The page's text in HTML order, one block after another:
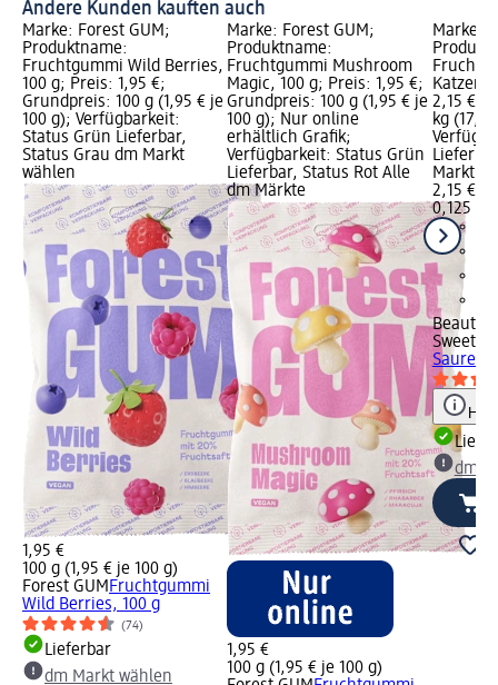
Andere Kunden kauften auch
Marke: Forest GUM;
Produktname:
Fruchtgummi Wild Berries,
100 g; Preis: 1,95 €;
Grundpreis: 100 g (1,95 € je
100 g); Verfügbarkeit:
Status Grün Lieferbar,
Status Grau dm Markt
wählen
1,95 €
100 g (1,95 € je 100 g)
Forest GUMFruchtgummi
Wild Berries, 100 g
(74)
Lieferbar
dm Markt wählen
Marke: Forest GUM;
Produktname:
Fruchtgummi Mushroom
Magic, 100 g; Preis: 1,95 €;
Grundpreis: 100 g (1,95 € je
100 g); Nur online
erhältlich Grafik;
Verfügbarkeit: Status Grün
Lieferbar, Status Rot Alle
dm Märkte
1,95 €
100 g (1,95 € je 100 g)
Marke:
Katzen,
2,15 €;
kg
Markt
2,15 €
0,125 kg
Beauty
Sweeties
Saure
dm